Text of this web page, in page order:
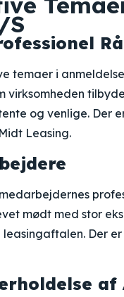
S
temaer i
virksomheden
og venlige. Der
Leasing.
mødt med stor
Der